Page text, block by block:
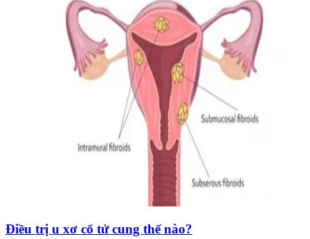
Điều trị u xơ cổ tử cung thế nào?